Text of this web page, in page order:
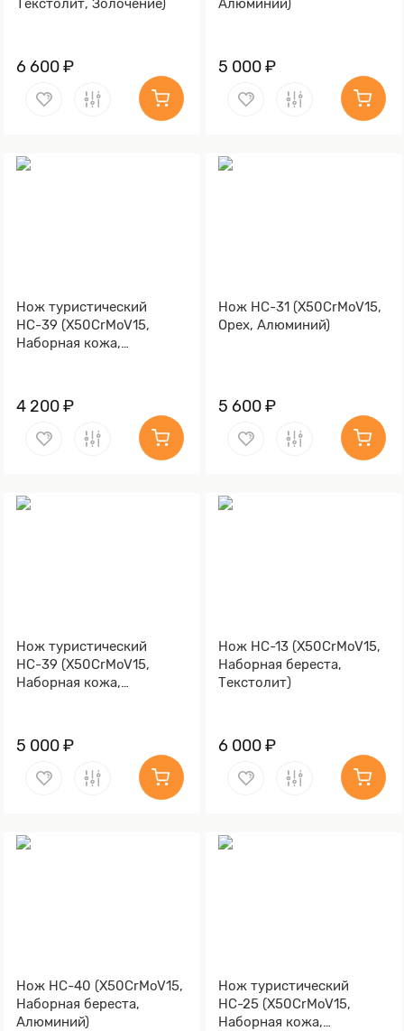
Текстолит, Золочение)
6 600 ₽
Алюминий)
5 000 ₽
Нож туристический
НС-39 (X50CrMoV15,
Наборная кожа,
4 200 ₽
Нож НС-31 (X50CrMoV15,
Орех, Алюминий)
5 600 ₽
Нож туристический
НС-39 (X50CrMoV15,
Наборная кожа,
5 000 ₽
Нож НС-13 (X50CrMoV15,
Наборная береста,
Текстолит)
6 000 ₽
Нож НС-40 (X50CrMoV15,
Наборная береста,
Алюминий)
Нож туристический
НС-25 (X50CrMoV15,
Наборная кожа,